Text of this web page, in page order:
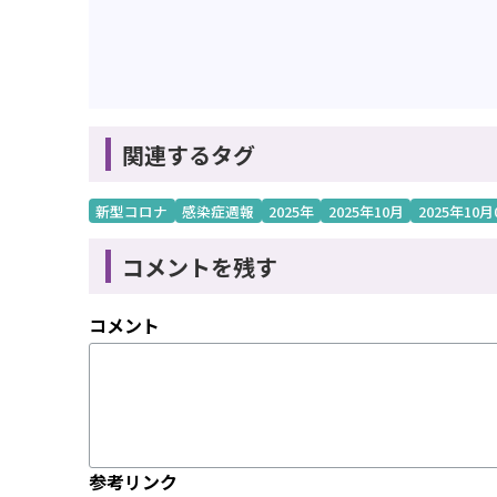
関連するタグ
新型コロナ 感染症週報 2025年 2025年10月 2025年10
コメントを残す
コメント
参考リンク